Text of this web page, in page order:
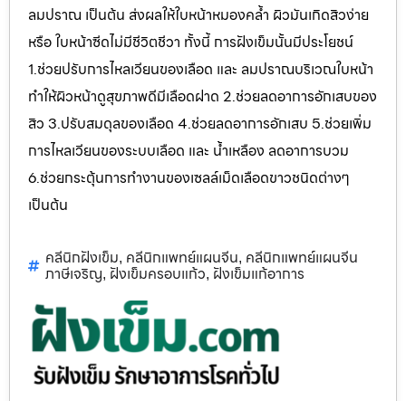
ลมปราณ เป็นต้น ส่งผลให้ใบหน้าหมองคล้ำ ผิวมันเกิดสิวง่าย
หรือ ใบหน้าซีดไม่มีชีวิตชีวา ทั้งนี้ การฝังเข็มนั้นมีประโยชน์
1.ช่วยปรับการไหลเวียนของเลือด และ ลมปราณบริเวณใบหน้า
ทำให้ผิวหน้าดูสุขภาพดีมีเลือดฝาด 2.ช่วยลดอาการอักเสบของ
สิว 3.ปรับสมดุลของเลือด 4.ช่วยลดอาการอักเสบ 5.ช่วยเพิ่ม
การไหลเวียนของระบบเลือด และ น้ำเหลือง ลดอาการบวม
6.ช่วยกระตุ้นการทำงานของเซลล์เม็ดเลือดขาวชนิดต่างๆ
เป็นต้น
คลีนิกฝังเข็ม, คลีนิกแพทย์แผนจีน, คลีนิกแพทย์แผนจีน
ภาษีเจริญ, ฝังเข็มครอบแก้ว, ฝังเข็มแก้อาการ